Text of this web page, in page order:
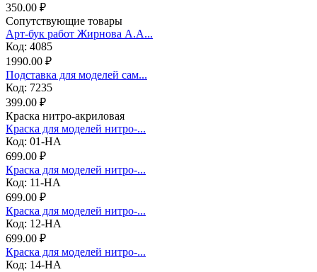
350.00 ₽
Сопутствующие товары
Арт-бук работ Жирнова А.А...
Код: 4085
1990.00 ₽
Подставка для моделей сам...
Код: 7235
399.00 ₽
Краска нитро-акриловая
Краска для моделей нитро-...
Код: 01-НА
699.00 ₽
Краска для моделей нитро-...
Код: 11-НА
699.00 ₽
Краска для моделей нитро-...
Код: 12-НА
699.00 ₽
Краска для моделей нитро-...
Код: 14-НА